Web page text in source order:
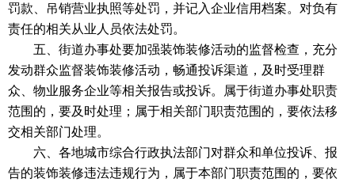
罚款、吊销营业执照等处罚，并记入企业信用档案。对负有
责任的相关从业人员依法处罚。
五、街道办事处要加强装饰装修活动的监督检查，充分
发动群众监督装饰装修活动，畅通投诉渠道，及时受理群
众、物业服务企业等相关报告或投诉。属于街道办事处职责
范围的，要及时处理；属于相关部门职责范围的，要依法移
交相关部门处理。
六、各地城市综合行政执法部门对群众和单位投诉、报
告的装饰装修违法违规行为，属于本部门职责范围的，要依